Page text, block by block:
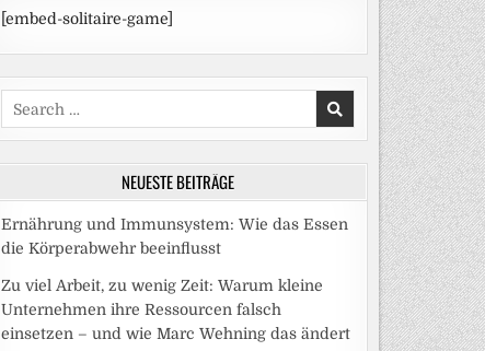
[embed-solitaire-game]
Search
for:
NEUESTE BEITRÄGE
Ernährung und Immunsystem: Wie das Essen
die Körperabwehr beeinflusst
Zu viel Arbeit, zu wenig Zeit: Warum kleine
Unternehmen ihre Ressourcen falsch
einsetzen – und wie Marc Wehning das ändert